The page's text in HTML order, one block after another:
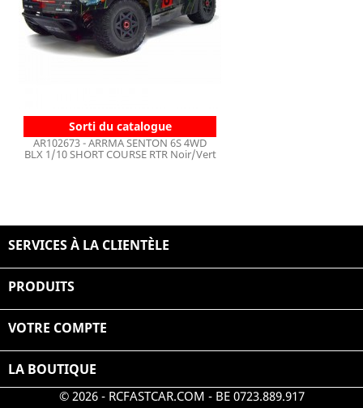
Sorti du catalogue
AR102673 - ARRMA SENTON 6S 4WD
BLX 1/10 SHORT COURSE RTR Noir/Vert
SERVICES À LA CLIENTÈLE
PRODUITS
VOTRE COMPTE
LA BOUTIQUE
© 2026 - RCFASTCAR.COM - BE 0723.889.917